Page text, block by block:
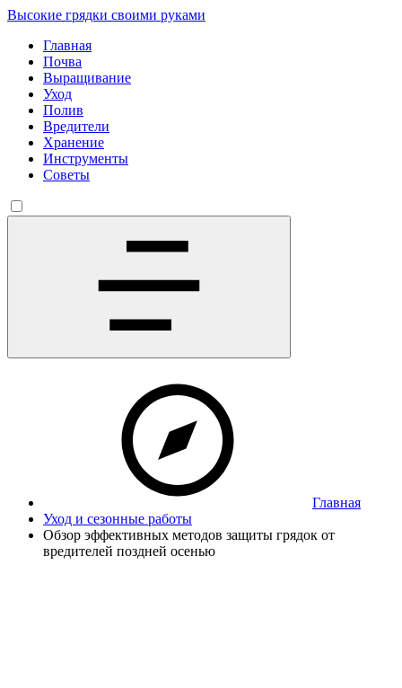
Высокие грядки своими руками
Главная
Почва
Выращивание
Уход
Полив
Вредители
Хранение
Инструменты
Советы
Главная
Уход и сезонные работы
Обзор эффективных методов защиты грядок от
вредителей поздней осенью